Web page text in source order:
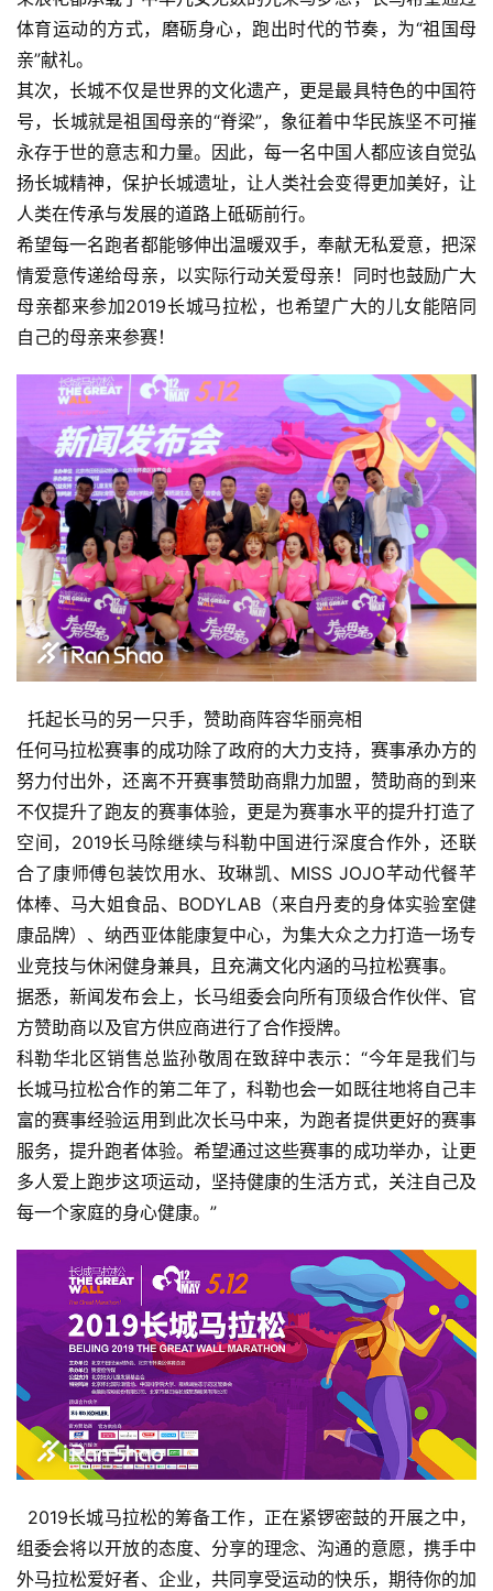
体育运动的方式，磨砺身心，跑出时代的节奏，为“祖国母
亲”献礼。
其次，长城不仅是世界的文化遗产，更是最具特色的中国符
号，长城就是祖国母亲的“脊梁”，象征着中华民族坚不可摧
永存于世的意志和力量。因此，每一名中国人都应该自觉弘
扬长城精神，保护长城遗址，让人类社会变得更加美好，让
人类在传承与发展的道路上砥砺前行。
希望每一名跑者都能够伸出温暖双手，奉献无私爱意，把深
情爱意传递给母亲，以实际行动关爱母亲！同时也鼓励广大
母亲都来参加2019长城马拉松，也希望广大的儿女能陪同
自己的母亲来参赛！
托起长马的另一只手，赞助商阵容华丽亮相
任何马拉松赛事的成功除了政府的大力支持，赛事承办方的
努力付出外，还离不开赛事赞助商鼎力加盟，赞助商的到来
不仅提升了跑友的赛事体验，更是为赛事水平的提升打造了
空间，2019长马除继续与科勒中国进行深度合作外，还联
合了康师傅包装饮用水、玫琳凯、MISS JOJO芊动代餐芊
体棒、马大姐食品、BODYLAB（来自丹麦的身体实验室健
康品牌）、纳西亚体能康复中心，为集大众之力打造一场专
业竞技与休闲健身兼具，且充满文化内涵的马拉松赛事。
据悉，新闻发布会上，长马组委会向所有顶级合作伙伴、官
方赞助商以及官方供应商进行了合作授牌。
科勒华北区销售总监孙敬周在致辞中表示：“今年是我们与
长城马拉松合作的第二年了，科勒也会一如既往地将自己丰
富的赛事经验运用到此次长马中来，为跑者提供更好的赛事
服务，提升跑者体验。希望通过这些赛事的成功举办，让更
多人爱上跑步这项运动，坚持健康的生活方式，关注自己及
每一个家庭的身心健康。”
2019长城马拉松的筹备工作，正在紧锣密鼓的开展之中，
组委会将以开放的态度、分享的理念、沟通的意愿，携手中
外马拉松爱好者、企业，共同享受运动的快乐，期待你的加